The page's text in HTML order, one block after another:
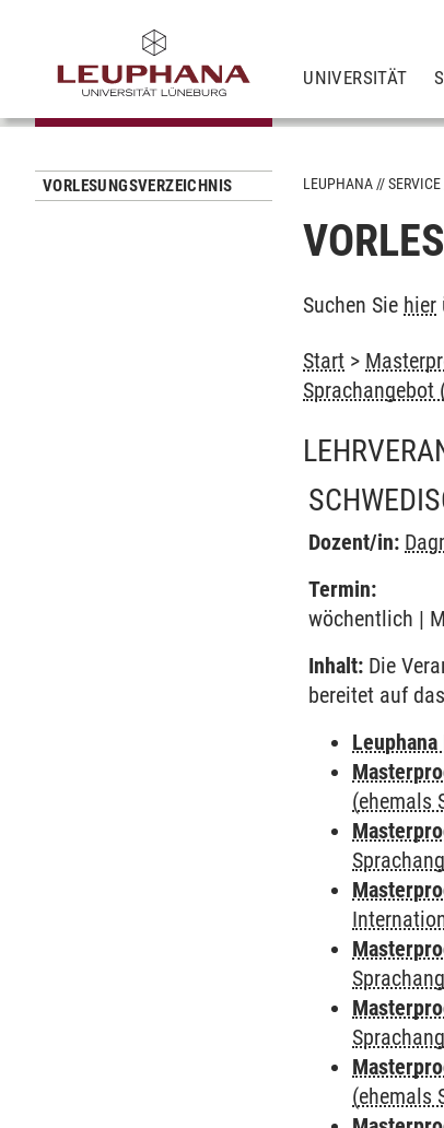
UNIVERSITÄT
VORLESUNGSVERZEICHNIS LEUPHANA SERVICE
Suchen Sie hier
Start >
Sprachangebot
Dozent/in:
Termin:
wöchentlich |
Inhalt: Die
bereitet auf
(ehemals
(ehemals